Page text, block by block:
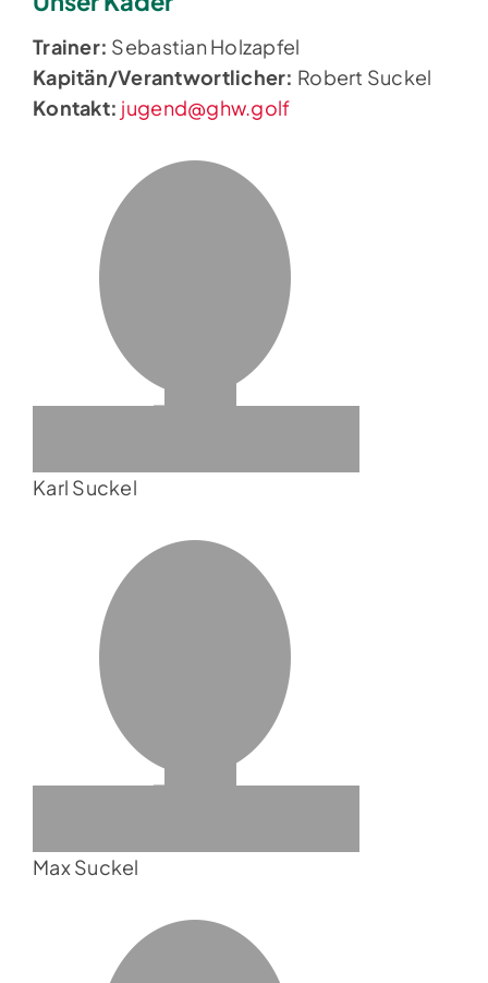
Trainer: Sebastian Holzapfel
Kapitän/Verantwortlicher: Robert Suckel
Kontakt: jugend@ghw.golf
Karl Suckel
Max Suckel